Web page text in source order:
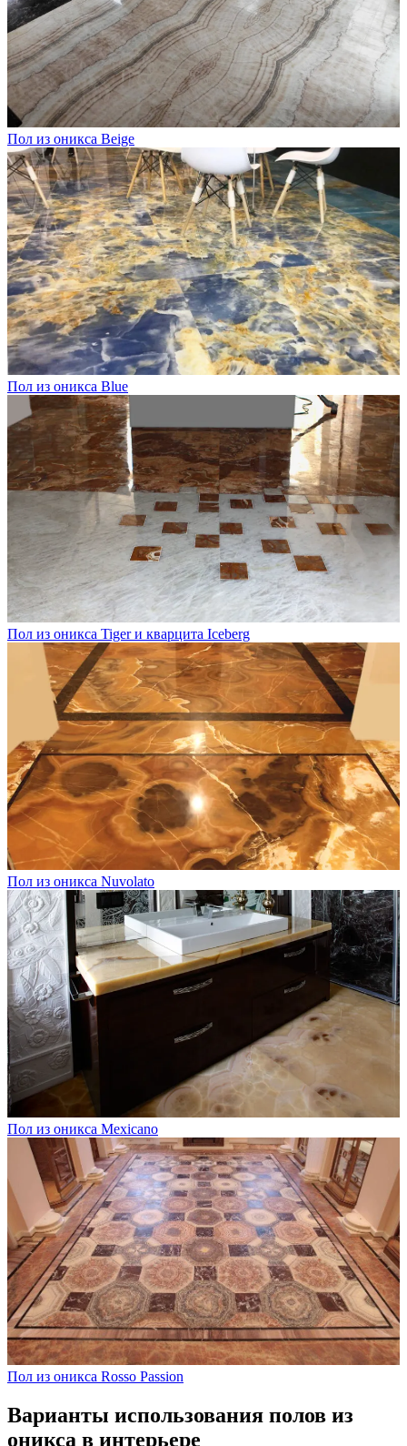
Пол из оникса Beige
Пол из оникса Blue
Пол из оникса Tiger и кварцита Iceberg
Пол из оникса Nuvolato
Пол из оникса Mexicano
Пол из оникса Rosso Passion
Варианты использования полов из
оникса в интерьере